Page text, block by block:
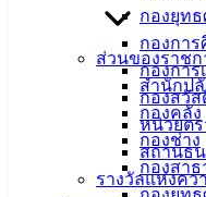
กองยุท
กองการ
กองการ
กองสวัส
หน่วยต
สถานธ
รางวัลแห่งค
ส่วนของราชก
สำนักป
กองคลัง
กองช่าง
กองสา
อำเภอเมืองชลบุรี จังหวั
ราชการจังหวัดชลบุรี เป็น